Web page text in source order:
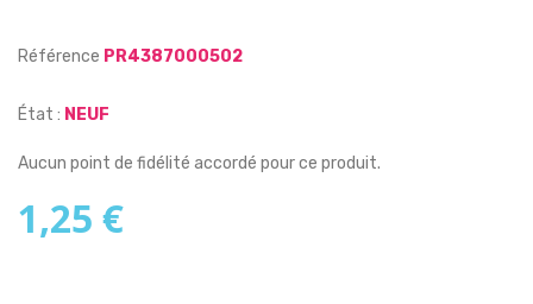
Référence PR4387000502
État : NEUF
Aucun point de fidélité accordé pour ce produit.
1,25 €